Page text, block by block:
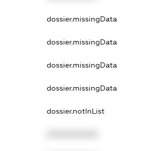
dossier.missingData
dossier.missingData
dossier.missingData
dossier.missingData
dossier.notInList